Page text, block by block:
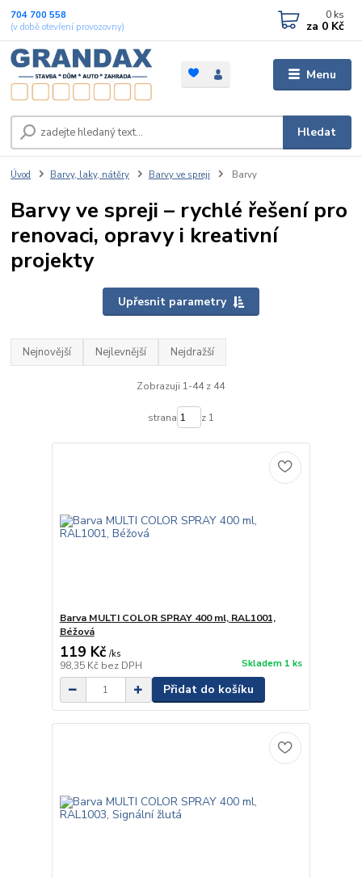
Menu
Hledat
704 700 558
(v době otevření provozovny)
0 ks
za 0 Kč
Úvod Barvy, laky, nátěry Barvy ve spreji Barvy
Barvy ve spreji – rychlé řešení pro
renovaci, opravy i kreativní
projekty
Upřesnit parametry
Nejnovější Nejlevnější Nejdražší
Zobrazuji 1-44 z 44
strana z 1
Barva MULTI COLOR SPRAY 400 ml, RAL1001,
Béžová
119 Kč /ks
98,35 Kč bez DPH Skladem 1 ks
Přidat do košíku